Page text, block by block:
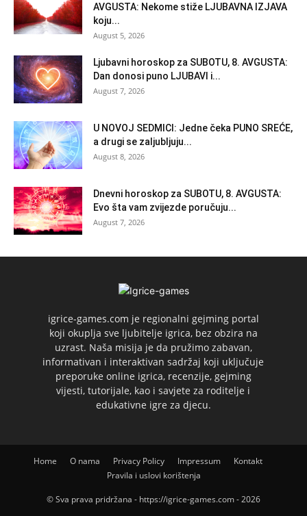
AVGUSTA: Nekome stiže LJUBAVNA IZJAVA
koju...
August 5, 2026
Ljubavni horoskop za SUBOTU, 8. AVGUSTA:
Dan donosi puno LJUBAVI i...
August 7, 2026
U NOVOJ SEDMICI: Jedne čeka PUNO SREĆE,
a drugi se zaljubljuju...
August 8, 2026
Dnevni horoskop za SUBOTU, 8. AVGUSTA:
Evo šta vam zvijezde poručuju...
August 7, 2026
igrice-games.com je regionalni gejming portal
koji okuplja sve ljubitelje igrica, bez obzira na
uzrast. Naša misija je da pružimo zabavan,
informativan i interaktivan sadržaj koji uključuje
preporuke online igrica, recenzije, gejming
vijesti, tutorijale, kao i savjete za roditelje i
edukativne igre za djecu.
Home O nama Privacy Policy Impressum
Kontakt
Pravila i uslovi korištenja
© Sva prava pridržana - https://igrice-games.com - 2026